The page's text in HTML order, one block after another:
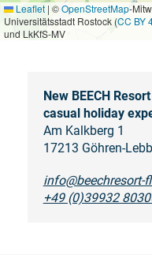
Leaflet | ©OpenStreetMap-
Universitätsstadt Rostock (CC BY
und LkKfS-MV
New BEECH
casual holiday
Am Kalkberg 1
17213 Göhren-
info@beechresort-
+49 (0)39932